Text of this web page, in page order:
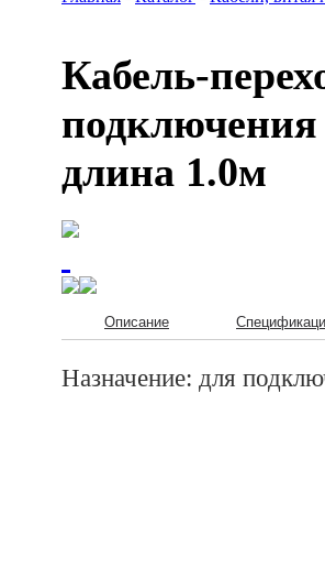
Кабель-
подключения
длина 1.0м
Описание
Назначение: для